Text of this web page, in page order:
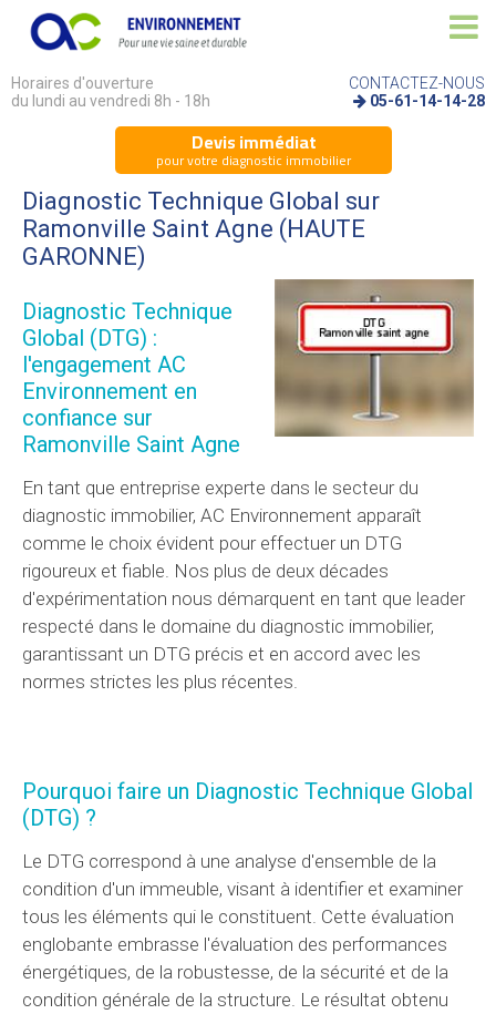
Horaires d'ouverture
du lundi au vendredi 8h - 18h
CONTACTEZ-NOUS
05-61-14-14-28
Devis immédiat
pour votre diagnostic immobilier
Diagnostic Technique Global sur
Ramonville Saint Agne (HAUTE
GARONNE)
Diagnostic Technique
Global (DTG) :
l'engagement AC
Environnement en
confiance sur
Ramonville Saint Agne
En tant que entreprise experte dans le secteur du
diagnostic immobilier, AC Environnement apparaît
comme le choix évident pour effectuer un DTG
rigoureux et fiable. Nos plus de deux décades
d'expérimentation nous démarquent en tant que leader
respecté dans le domaine du diagnostic immobilier,
garantissant un DTG précis et en accord avec les
normes strictes les plus récentes.
Pourquoi faire un Diagnostic Technique Global
(DTG) ?
Le DTG correspond à une analyse d'ensemble de la
condition d'un immeuble, visant à identifier et examiner
tous les éléments qui le constituent. Cette évaluation
englobante embrasse l'évaluation des performances
énergétiques, de la robustesse, de la sécurité et de la
condition générale de la structure. Le résultat obtenu